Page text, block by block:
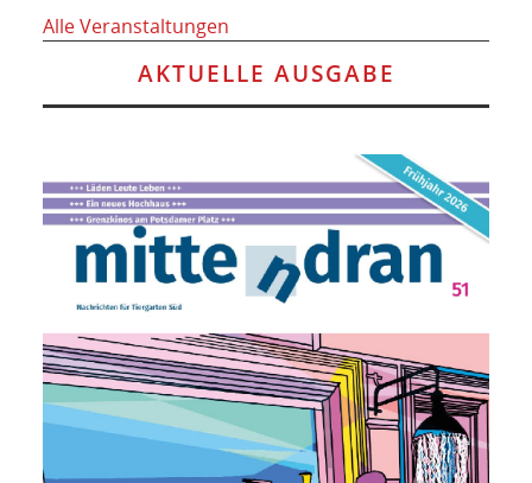
Alle Veranstaltungen
AKTUELLE AUSGABE